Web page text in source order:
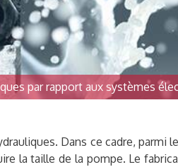
par rapport aux systèmes
Dans ce cadre,
la taille de la pompe. Le